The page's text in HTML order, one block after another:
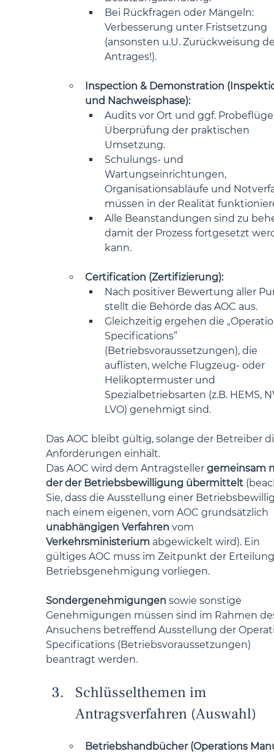
Bei Rückfragen oder Mängeln:
Verbesserung unter Fristsetzung
(ansonsten u.U. Zurückweisung
Antrages!).
Inspection & Demonstration
und Nachweisphase):
Audits vor Ort und ggf.
Überprüfung der praktischen
Umsetzung.
Schulungs- und
Wartungseinrichtungen,
Organisationsabläufe und
müssen in der Realität
Alle Beanstandungen sind zu
damit der Prozess fortgesetzt
kann.
Certification (Zertifizierung):
Nach positiver Bewertung aller
stellt die Behörde das AOC aus.
Gleichzeitig ergehen die
Specifications”
(Betriebsvoraussetzungen), die
auflisten, welche Flugzeug- oder
Helikoptermuster und
Spezialbetriebsarten (z.B. HEMS,
LVO) genehmigt sind.
Das AOC bleibt gültig, solange der Betreiber
Anforderungen einhält.
Das AOC wird dem Antragsteller gemeinsam
der der Betriebsbewilligung übermittelt
Sie, dass die Ausstellung einer
nach einem eigenen, vom AOC grundsätzlich
unabhängigen Verfahren vom
Verkehrsministerium abgewickelt wird). Ein
gültiges AOC muss im Zeitpunkt der
Betriebsgenehmigung vorliegen.
Sondergenehmigungen sowie sonstige
Genehmigungen müssen sind im Rahmen
Ansuchens betreffend Ausstellung der
Specifications (Betriebsvoraussetzungen)
beantragt werden.
Schlüsselthemen im
Antragsverfahren (Auswahl)
Betriebshandbücher (Operations